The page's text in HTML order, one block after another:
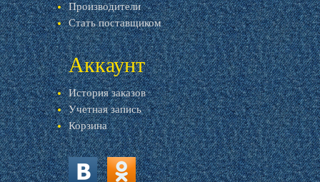
Производители
Стать поставщиком
Аккаунт
История заказов
Учетная запись
Корзина